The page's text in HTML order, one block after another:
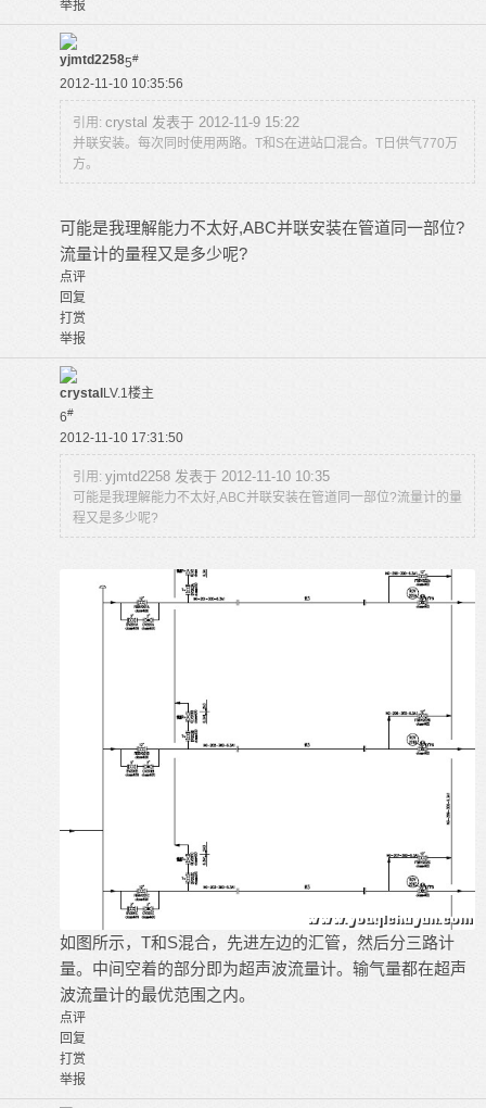
举报
yjmtd22585#
2012-11-10 10:35:56
引用: crystal 发表于 2012-11-9 15:22
并联安装。每次同时使用两路。T和S在进站口混合。T日供气770万
方。
可能是我理解能力不太好,ABC并联安装在管道同一部位?
流量计的量程又是多少呢?
点评
回复
打赏
举报
crystal LV.1楼主
6#
2012-11-10 17:31:50
引用: yjmtd2258 发表于 2012-11-10 10:35
可能是我理解能力不太好,ABC并联安装在管道同一部位?流量计的量
程又是多少呢?
如图所示，T和S混合，先进左边的汇管，然后分三路计
量。中间空着的部分即为超声波流量计。输气量都在超声
波流量计的最优范围之内。
点评
回复
打赏
举报